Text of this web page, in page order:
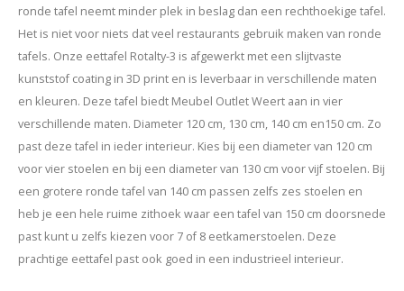
ronde tafel neemt minder plek in beslag dan een rechthoekige tafel.
Het is niet voor niets dat veel restaurants gebruik maken van ronde
tafels. Onze eettafel Rotalty-3 is afgewerkt met een slijtvaste
kunststof coating in 3D print en is leverbaar in verschillende maten
en kleuren. Deze tafel biedt Meubel Outlet Weert aan in vier
verschillende maten. Diameter 120 cm, 130 cm, 140 cm en150 cm. Zo
past deze tafel in ieder interieur. Kies bij een diameter van 120 cm
voor vier stoelen en bij een diameter van 130 cm voor vijf stoelen. Bij
een grotere ronde tafel van 140 cm passen zelfs zes stoelen en
heb je een hele ruime zithoek waar een tafel van 150 cm doorsnede
past kunt u zelfs kiezen voor 7 of 8 eetkamerstoelen. Deze
prachtige eettafel past ook goed in een industrieel interieur.